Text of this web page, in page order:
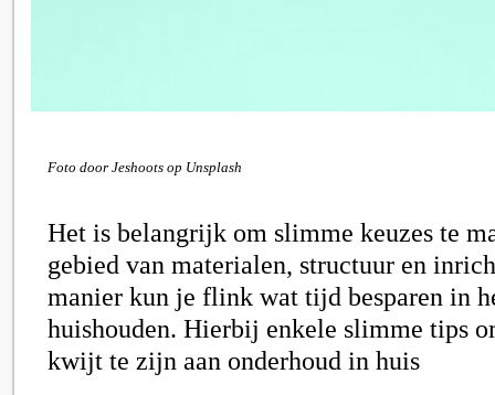
Foto door Jeshoots op Unsplash
Het is belangrijk om slimme keuzes te
gebied van materialen, structuur en
manier kun je flink wat tijd besparen in
huishouden. Hierbij enkele slimme tips
kwijt te zijn aan onderhoud in huis